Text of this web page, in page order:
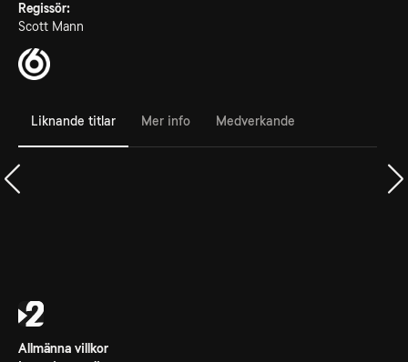
Regissör:
Scott Mann
Liknande titlar Mer info Medverkande
Allmänna villkor